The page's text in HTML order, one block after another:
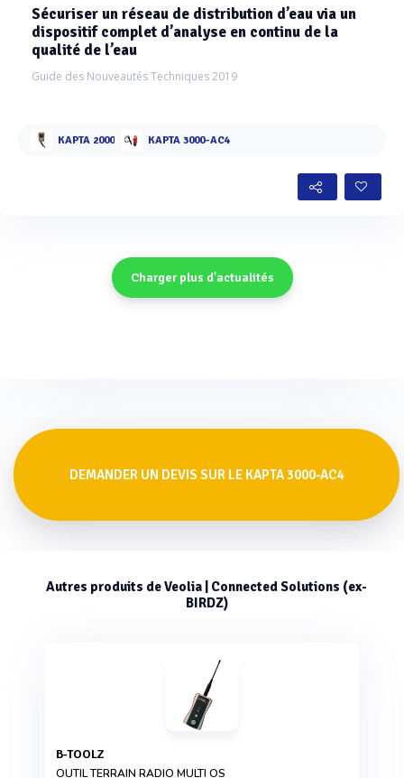
Sécuriser un réseau de distribution d’eau via un
dispositif complet d’analyse en continu de la
qualité de l’eau
Guide des Nouveautés Techniques 2019
KAPTA 2000 KAPTA 3000-AC4
Charger plus d'actualités
DEMANDER UN DEVIS SUR LE KAPTA 3000-AC4
Autres produits de Veolia | Connected Solutions (ex-
BIRDZ)
B-TOOLZ
OUTIL TERRAIN RADIO MULTI OS